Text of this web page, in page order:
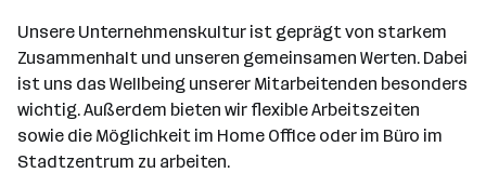
Unsere Unternehmenskultur ist geprägt von starkem
Zusammenhalt und unseren gemeinsamen Werten. Dabei
ist uns das Wellbeing unserer Mitarbeitenden besonders
wichtig. Außerdem bieten wir flexible Arbeitszeiten
sowie die Möglichkeit im Home Office oder im Büro im
Stadtzentrum zu arbeiten.